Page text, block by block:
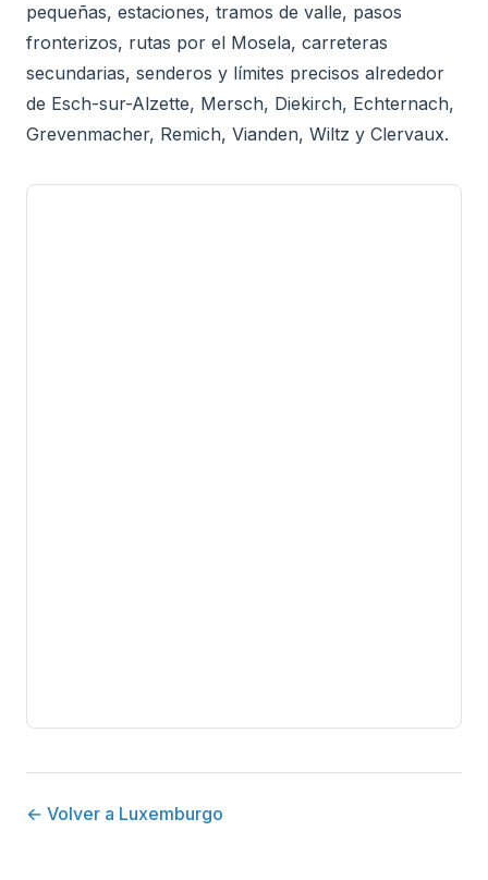
pequeñas, estaciones, tramos de valle, pasos
fronterizos, rutas por el Mosela, carreteras
secundarias, senderos y límites precisos alrededor
de Esch-sur-Alzette, Mersch, Diekirch, Echternach,
Grevenmacher, Remich, Vianden, Wiltz y Clervaux.
← Volver a Luxemburgo